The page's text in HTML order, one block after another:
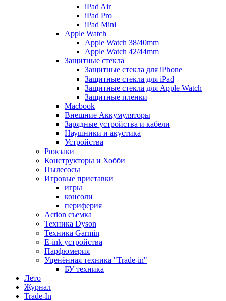
iPad Air
iPad Pro
iPad Mini
Apple Watch
Apple Watch 38/40mm
Apple Watch 42/44mm
Защитные стекла
Защитные стекла для iPhone
Защитные стекла для iPad
Защитные стекла для Apple Watch
Защитные пленки
Macbook
Внешние Аккумуляторы
Зарядные устройства и кабели
Наушники и акустика
Устройства
Рюкзаки
Конструкторы и Хобби
Пылесосы
Игровые приставки
игры
консоли
периферия
Action съемка
Техника Dyson
Техника Garmin
E-ink устройства
Парфюмерия
Уценённая техника "Trade-in"
БУ техника
Лето
Журнал
Trade-In